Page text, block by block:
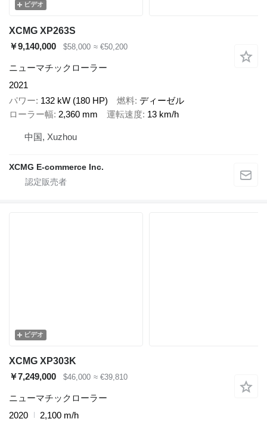
ビデオ
XCMG XP263S
￥9,140,000
$58,000 ≈ €50,200
ニューマチックローラー
2021
パワー 132 kW (180 HP) 燃料 ディーゼル
ローラー幅 2,360 mm 運転速度 13 km/h
中国, Xuzhou
XCMG E-commerce Inc.
ビデオ
XCMG XP303K
￥7,249,000
$46,000 ≈ €39,810
ニューマチックローラー
2020
2,100 m/h